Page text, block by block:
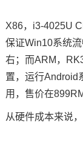
X86，i3-4025U
保证Win10系统
右；而ARM，
置，运行Android
用，售价在
从硬件成本来说